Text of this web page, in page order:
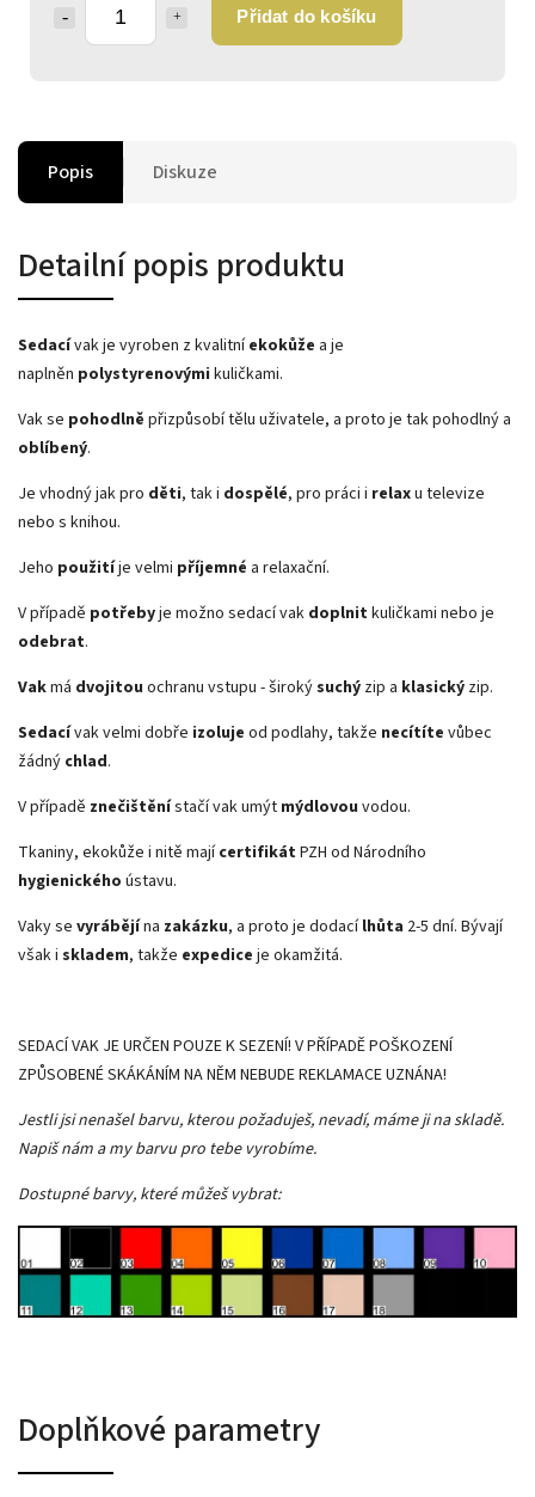
Přidat do košíku
Popis Diskuze
Detailní popis produktu
Sedacívak je vyroben z kvalitníekokůže a je
naplněn polystyrenovými kuličkami.
Vak se pohodlně přizpůsobí tělu uživatele, a proto je tak pohodlný a
oblíbený.
Je vhodný jak pro děti, tak i dospělé, pro práci i relaxu televize
nebo s knihou.
Jeho použitíje velmi příjemné a relaxační.
V případě potřebyje možno sedací vak doplnitkuličkami nebo je
odebrat.
Vakmá dvojitou ochranu vstupu - širokýsuchý zip a klasický zip.
Sedacívak velmi dobře izoluje od podlahy, takže necítíte vůbec
žádný chlad.
V případě znečištěnístačí vak umýt mýdlovou vodou.
Tkaniny, ekokůže i nitě majícertifikátPZH od Národního
hygienického ústavu.
Vaky se vyrábějína zakázku, a proto je dodacílhůta 2-5 dní. Bývají
však i skladem, takže expedice je okamžitá.
SEDACÍ VAK JE URČEN POUZE K SEZENÍ! V PŘÍPADĚ POŠKOZENÍ
ZPŮSOBENÉ SKÁKÁNÍM NA NĚM NEBUDE REKLAMACE UZNÁNA!
Jestli jsi nenašel barvu, kterou požaduješ, nevadí, máme ji na skladě.
Napiš nám a my barvu pro tebe vyrobíme.
Dostupné barvy, které můžeš vybrat:
Doplňkové parametry